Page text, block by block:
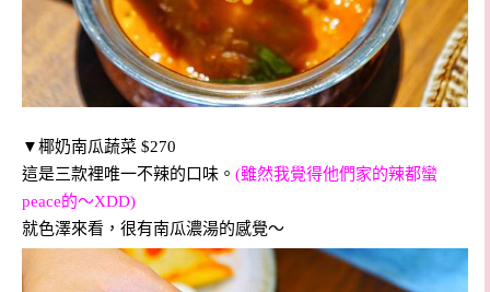
▼椰奶南瓜蔬菜 $270
這是三款裡唯一不辣的口味。 (雖然我覺得他們家的辣都蠻
peace的～XDD)
就色澤來看，很有南瓜濃湯的感覺～